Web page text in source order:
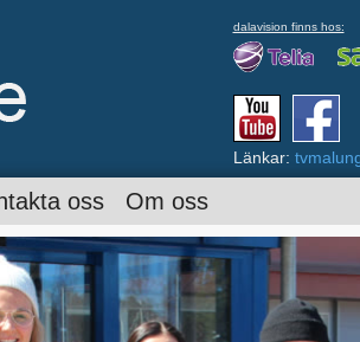
dalavision finns hos:
Länkar:
oss Om oss